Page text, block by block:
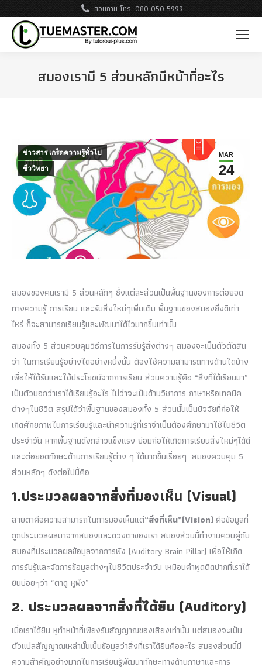
สอบถาม โทร. 080 050 5999
สมองเรามี 5 ส่วนหลักมีหน้าที่อะไร
MAR
24
ข่าวสาร เกร็ดความรู้ทั่วไป
ชีววิทยา
สมองของคนเรามี 5 ส่วนหลักๆ ซึ่งแต่ละส่วนเป็นพื้นฐานของการต่อยอด
ทางความรู้ การเรียน และรับสิ่งใหม่ๆเพิ่มเติม พื้นฐานของสมองยิ่งดีเท่า
ไหร่ ก็จะสามารถเรียนรู้และพัฒนาได้ไวมากขึ้นเท่านั้น
สมองทั้ง 5 ส่วนควบคุมวิธีการในการรับรู้สิ่งต่างๆ สมองจะเป็นตัวตัดสิน
ว่า ในการเรียนรู้อย่างใดอย่างหนึ่งนั้น ต้องใช้ความสามารถทางด้านใดบ้าง
เพื่อให้ได้รับและใช้ประโยชน์จากการเรียน ส่วนความรู้คือ “สิ่งที่ได้เรียนมา”
เป็นตัวบอกว่าเราได้เรียนรู้อะไร ไม่ว่าจะเป็นด้านวิชาการ ภาษาหรือเทคนิค
ต่างๆในชีวิต สรุปได้ว่าพื้นฐานของสมองทั้ง 5 ส่วนนั้นเป็นปัจจัยที่ก่อให้
เกิดศักยภาพในการเรียนรู้และนำความรู้ที่เราจำเป็นต้องศึกษามาใช้ในชีวิต
ประจำวัน หากพื้นฐานดังกล่าวแข็งแรง ย่อมก่อให้เกิดการเรียนสิ่งใหม่ๆได้ดี
และต่อยอดทักษะด้านการเรียนรู้ต่าง ๆ ได้มากขึ้นเรื่อยๆ สมองควบคุม 5
ส่วนหลักๆ ดังต่อไปนี้คือ
1.ประมวลผลจากสิ่งที่มองเห็น (Visual)
สายตาคือความสามารถในการมองเห็นแต่“สิ่งที่เห็น”(Vision) คือข้อมูลที่
ถูกประมวลผลมาจากสมองและดวงตาของเรา สมองส่วนนี้ทำงานควบคู่กับ
สมองที่ประมวลผลข้อมูลจากการฟัง (Auditory Brain Pillar) เพื่อให้เกิด
การรับรู้และจัดการข้อมูลต่างๆในชีวิตประจำวัน เหมือนคำพูดติดปากที่เราได้
ยินบ่อยๆว่า “ตาดู หูฟัง”
2. ประมวลผลจากสิ่งที่ได้ยิน (Auditory)
เมื่อเราได้ยิน หูทำหน้าที่เพียงรับสัญญาณของเสียงเท่านั้น แต่สมองจะเป็น
ตัวแปลสัญญาณเหล่านั้นเป็นข้อมูลว่าสิ่งที่เราได้ยินคืออะไร สมองส่วนนี้มี
ความสำคัญอย่างมากในการเรียนรู้พัฒนาทักษะทางด้านภาษาและการ